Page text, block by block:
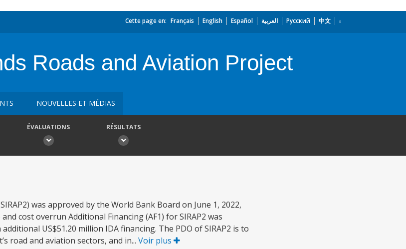
Cette page en: Français English Español العربية Русский 中文
Roads and Aviation Project
NOUVELLES ET MÉDIAS
ÉVALUATIONS RÉSULTATS
was approved by the World Bank Board on June 1, 2022,
cost overrun Additional Financing (AF1) for SIRAP2 was
US$51.20 million IDA financing. The PDO of SIRAP2 is to
road and aviation sectors, and in... Voir plus